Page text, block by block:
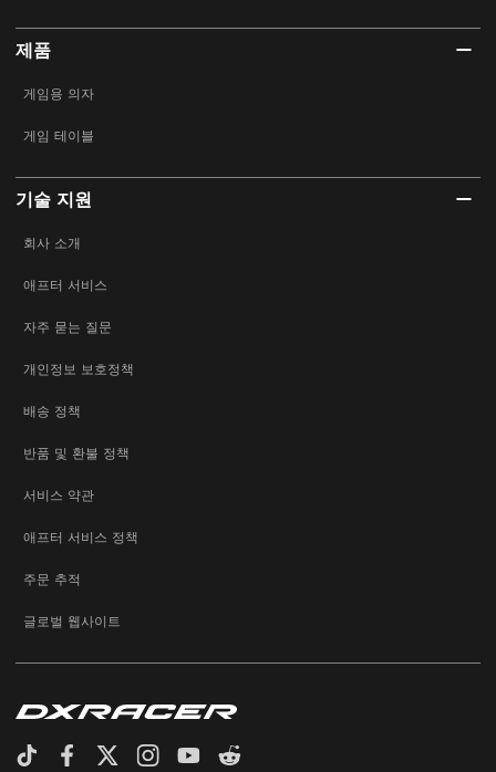
제품
게임용 의자
게임 테이블
기술 지원
회사 소개
애프터 서비스
자주 묻는 질문
개인정보 보호정책
배송 정책
반품 및 환불 정책
서비스 약관
애프터 서비스 정책
주문 추적
글로벌 웹사이트